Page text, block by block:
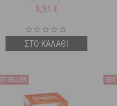
5,51 €
ΣΤΟ ΚΑΛΑΘΙ